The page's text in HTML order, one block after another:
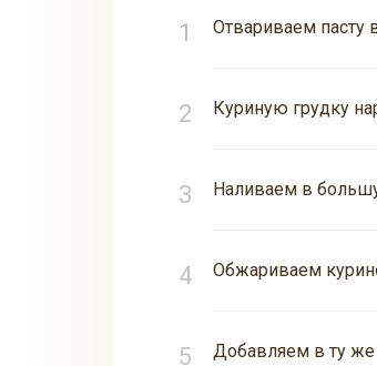
Отвариваем пасту
Куриную грудку
Наливаем в
Обжариваем
Добавляем в ту же